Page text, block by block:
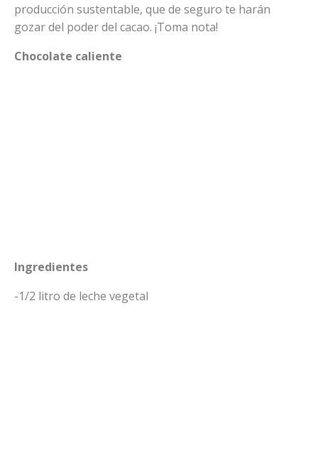
producción sustentable, que de seguro te harán
gozar del poder del cacao. ¡Toma nota!
Chocolate caliente
Ingredientes
-1/2 litro de leche vegetal